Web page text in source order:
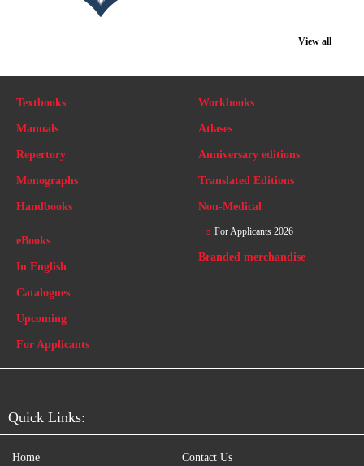
View all
Textbooks
Manuals
Repertory
Monographs
Handbooks
Workbooks
Atlases
Anniversary editions
Translated Editions
Non-Medical
eBooks
In English
Catalogues
Upcoming
For Applicants
For Applicants 2026
Branded merchandise
Quick Links:
Home Contact Us